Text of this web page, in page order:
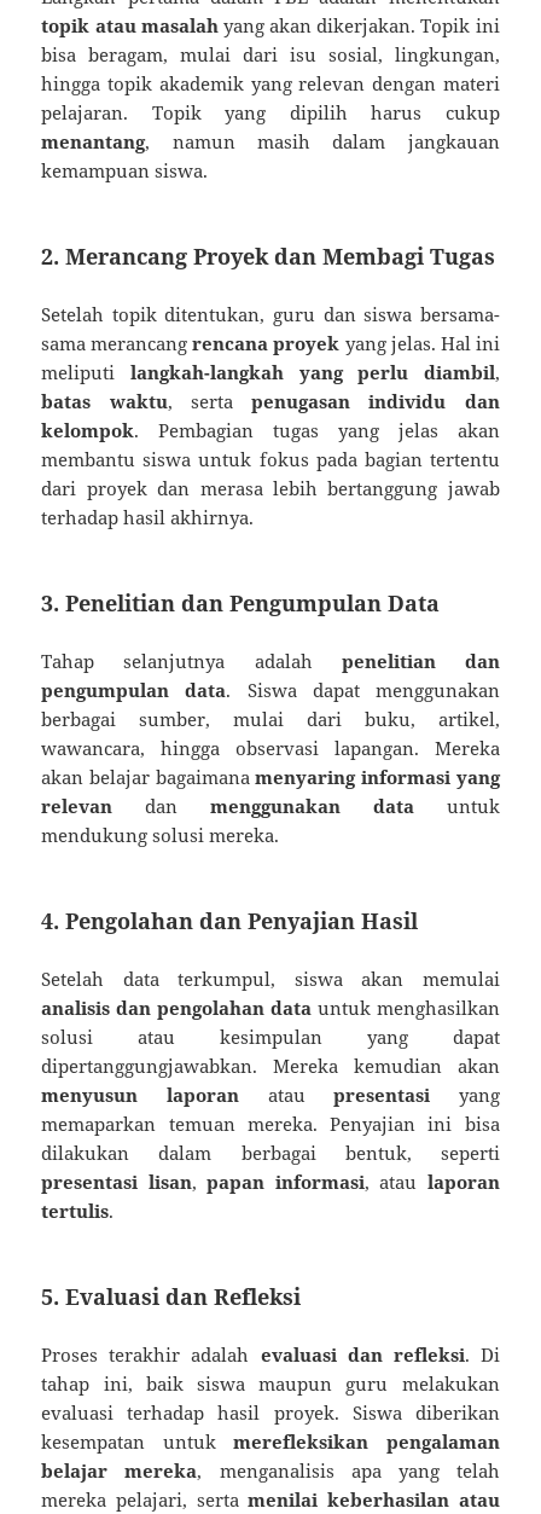
topik atau masalah yang akan dikerjakan. Topik ini
bisa beragam, mulai dari isu sosial, lingkungan,
hingga topik akademik yang relevan dengan materi
pelajaran. Topik yang dipilih harus cukup
menantang, namun masih dalam jangkauan
kemampuan siswa.
2. Merancang Proyek dan Membagi Tugas
Setelah topik ditentukan, guru dan siswa bersama-
sama merancangrencana proyek yang jelas. Hal ini
meliputi langkah-langkah yang perlu diambil,
batas waktu, sertapenugasan individu dan
kelompok. Pembagian tugas yang jelas akan
membantu siswa untuk fokus pada bagian tertentu
dari proyek dan merasa lebih bertanggung jawab
terhadap hasil akhirnya.
3. Penelitian dan Pengumpulan Data
Tahap selanjutnya adalah penelitian dan
pengumpulan data. Siswa dapat menggunakan
berbagai sumber, mulai dari buku, artikel,
wawancara, hingga observasi lapangan. Mereka
akan belajar bagaimanamenyaring informasi yang
relevan dan menggunakan data untuk
mendukung solusi mereka.
4. Pengolahan dan Penyajian Hasil
Setelah data terkumpul, siswa akan memulai
analisis dan pengolahan data untuk menghasilkan
solusi atau kesimpulan yang dapat
dipertanggungjawabkan. Mereka kemudian akan
menyusun laporan ataupresentasi yang
memaparkan temuan mereka. Penyajian ini bisa
dilakukan dalam berbagai bentuk, seperti
presentasi lisan,papan informasi, atau laporan
tertulis.
5. Evaluasi dan Refleksi
Proses terakhir adalah evaluasi dan refleksi. Di
tahap ini, baik siswa maupun guru melakukan
evaluasi terhadap hasil proyek. Siswa diberikan
kesempatan untukmerefleksikan pengalaman
belajar mereka, menganalisis apa yang telah
mereka pelajari, sertamenilai keberhasilan atau